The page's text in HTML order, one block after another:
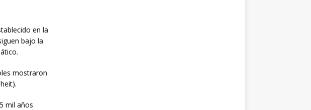
en la
bajo la
mostraron
mil años